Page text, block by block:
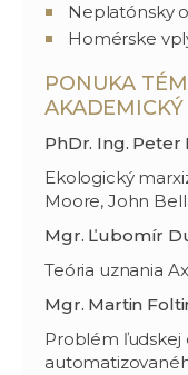
Neplatónsky
Homérske
PONUKA
PhDr. Ing. Peter
Ekologický
Moore, John
Mgr. Ľubomír
Teória uznania
Mgr. Martin
Problém ľudskej